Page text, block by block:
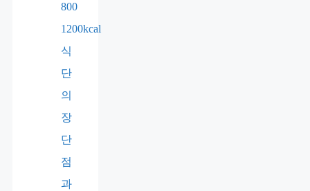
800
1200kcal
식
단
의
장
단
점
과